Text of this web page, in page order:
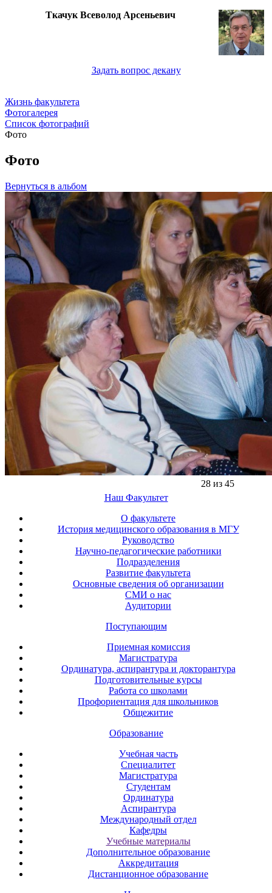
Ткачук Всеволод Арсеньевич
Задать вопрос декану
Жизнь факультета
Фотогалерея
Список фотографий
Фото
Фото
Вернуться в альбом
28 из 45
Наш Факультет
О факультете
История медицинского образования в МГУ
Руководство
Научно-педагогические работники
Подразделения
Развитие факультета
Основные сведения об организации
СМИ о нас
Аудитории
Поступающим
Приемная комиссия
Магистратура
Ординатура, аспирантура и докторантура
Подготовительные курсы
Работа со школами
Профориентация для школьников
Общежитие
Образование
Учебная часть
Специалитет
Магистратура
Студентам
Ординатура
Аспирантура
Международный отдел
Кафедры
Учебные материалы
Дополнительное образование
Аккредитация
Дистанционное образование